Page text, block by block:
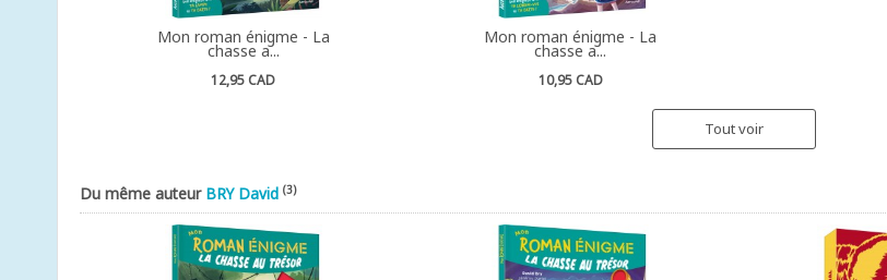
Mon roman énigme - La
chasse a...
12,95 CAD
Mon roman énigme - La
chasse a...
10,95 CAD
Tout voir
Du même auteur BRY David (3)